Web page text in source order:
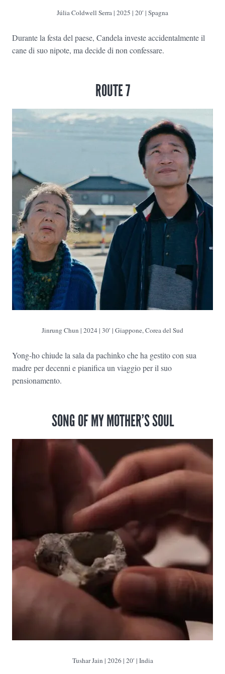
Júlia Coldwell Serra | 2025 | 20′ | Spagna
Durante la festa del paese, Candela investe accidentalmente il
cane di suo nipote, ma decide di non confessare.
ROUTE 7
Jinrung Chun | 2024 | 30′ | Giappone, Corea del Sud
Yong-ho chiude la sala da pachinko che ha gestito con sua
madre per decenni e pianifica un viaggio per il suo
pensionamento.
SONG OF MY MOTHER’S SOUL
Tushar Jain | 2026 | 20′ | India